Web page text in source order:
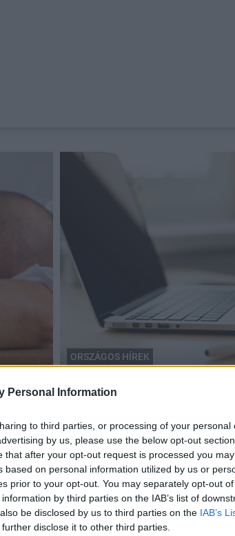
Personal Information
to third parties, or processing of your personal
by us, please use the below opt-out
that after your opt-out request is processed you may
based on personal information utilized by us or
prior to your opt-out. You may separately opt-out
by third parties on the IAB’s list of
be disclosed by us to third parties on the IAB’s
disclose it to other third parties.
ORSZÁGOS HÍREK
Ez az agyafúrt csalási forma
Név